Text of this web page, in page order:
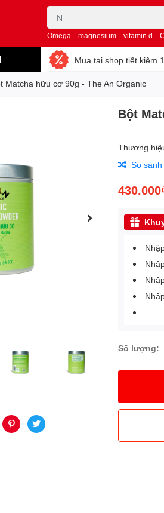
Omega magnesium vitamin d
Mua tại shop tiết kiệm
Matcha hữu cơ 90g - The An Organic
Bột
Thương
So sánh
Số lượng: